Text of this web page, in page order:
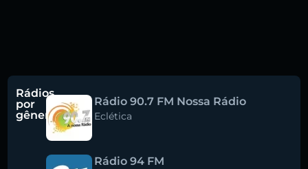
Rádios
por
gênero
Rádio 90.7 FM Nossa Rádio
Eclética
Rádio 94 FM